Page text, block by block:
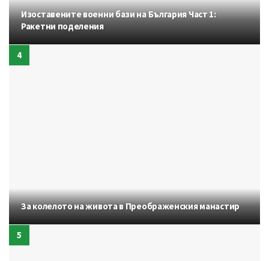
Изоставените военни бази на България Част 1:
Ракетни поделения
За колелото на живота в Преображенския манастир